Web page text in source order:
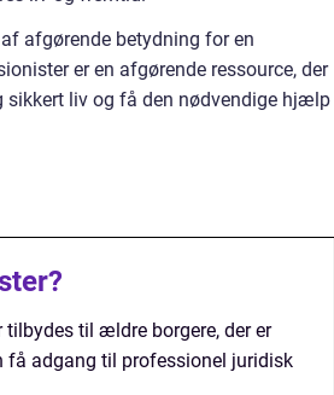
afgørende betydning for en
er en afgørende ressource, der
sikkert liv og få den nødvendige hjælp
til ældre borgere, der er
få adgang til professionel juridisk